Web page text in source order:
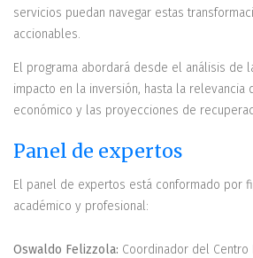
servicios puedan navegar estas
accionables.
El programa abordará desde el análisis de
impacto en la inversión, hasta la relevancia
económico y las proyecciones de
Panel de expertos
El panel de expertos está conformado por
académico y profesional:
Oswaldo Felizzola: Coordinador del